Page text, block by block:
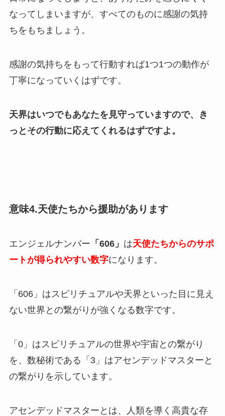
なってしまいますが、すべてのものに感謝の気持
ちをもちましょう。
感謝の気持ちをもって行動すれば1つ1つの動作が
丁寧になっていくはずです。
天界はいつでもあなたを見守っていますので、き
っとその行動に応えてくれるはずですよ。
意味4.天使たちから援助があります
エンジェルナンバー 「606」 は天使たちからのサポ
ートが得られやすい数字になります。
「606」はスピリチュアルや天界といった目に見え
ない世界との繋がりが強くなる数字です。
「0」はスピリチュアルの世界や宇宙との繋がり
を、数秘術である「3」はアセンデッドマスターと
の繋がりを示しています。
アセンデッドマスターとは、人類を導く高貴な存